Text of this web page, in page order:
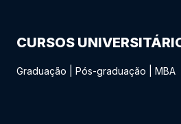
CURSOS
Graduação Pós-graduação MBA